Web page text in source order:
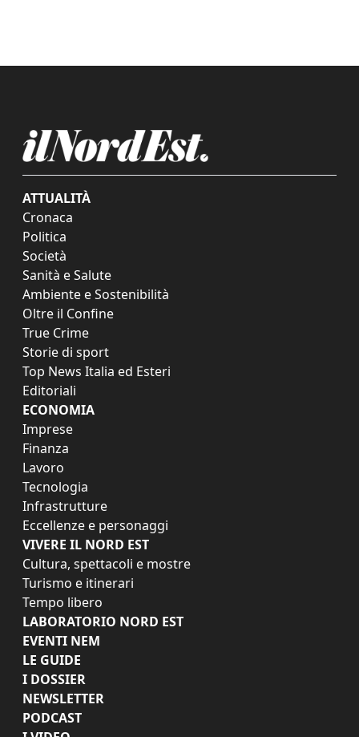
ATTUALITÀ
Cronaca
Politica
Società
Sanità e Salute
Ambiente e Sostenibilità
Oltre il Confine
True Crime
Storie di sport
Top News Italia ed Esteri
Editoriali
ECONOMIA
Imprese
Finanza
Lavoro
Tecnologia
Infrastrutture
Eccellenze e personaggi
VIVERE IL NORD EST
Cultura, spettacoli e mostre
Turismo e itinerari
Tempo libero
LABORATORIO NORD EST
EVENTI NEM
LE GUIDE
I DOSSIER
NEWSLETTER
PODCAST